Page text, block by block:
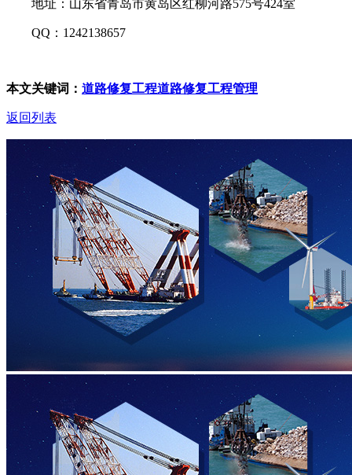
地址：山东省青岛市黄岛区红柳河路575号424室
QQ：1242138657
本文关键词： 道路修复工程道路修复工程管理
返回列表